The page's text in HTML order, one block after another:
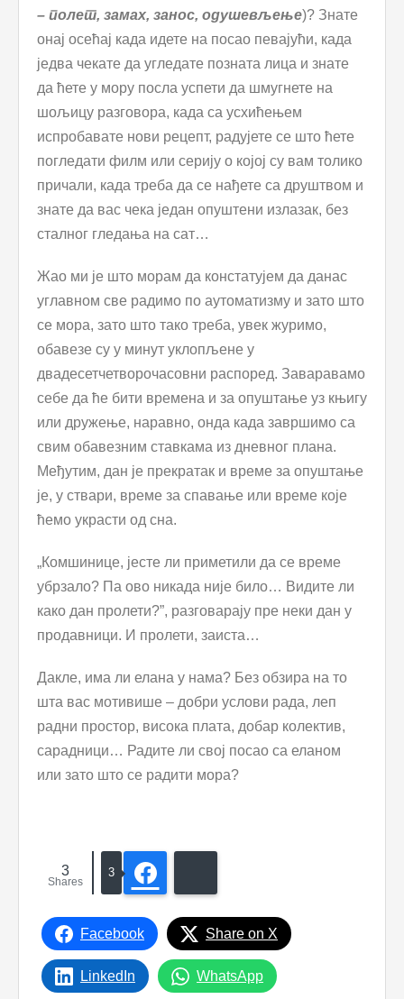
– полет, замах, занос, одушевљење)? Знате
онај осећај када идете на посао певајући, када
једва чекате да угледате позната лица и знате
да ћете у мору посла успети да шмугнете на
шољицу разговора, када са усхићењем
испробавате нови рецепт, радујете се што ћете
погледати филм или серију о којој су вам толико
причали, када треба да се нађете са друштвом и
знате да вас чека један опуштени излазак, без
сталног гледања на сат…
Жао ми је што морам да констатујем да данас
углавном све радимо по аутоматизму и зато што
се мора, зато што тако треба, увек журимо,
обавезе су у минут уклопљене у
двадесетчетворочасовни распоред. Заваравамо
себе да ће бити времена и за опуштање уз књигу
или дружење, наравно, онда када завршимо са
свим обавезним ставкама из дневног плана.
Међутим, дан је прекратак и време за опуштање
је, у ствари, време за спавање или време које
ћемо украсти од сна.
„Комшинице, јесте ли приметили да се време
убрзало? Па ово никада није било… Видите ли
како дан пролети?”, разговарају пре неки дан у
продавници. И пролети, заиста…
Дакле, има ли елана у нама? Без обзира на то
шта вас мотивише – добри услови рада, леп
радни простор, висока плата, добар колектив,
сарадници… Радите ли свој посао са еланом
или зато што се радити мора?
3
Shares
3
Facebook Share on X
LinkedIn WhatsApp